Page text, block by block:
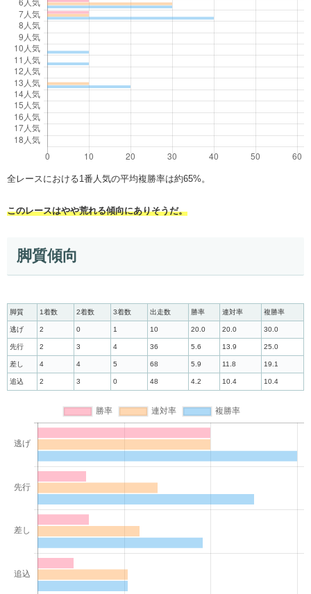
全レースにおける1番人気の平均複勝率は約65%。
このレースはやや荒れる傾向にありそうだ。
脚質傾向
脚質 1着数 2着数 3着数 出走数 勝率 連対率 複勝率
逃げ 2 0 1 10 20.0 20.0 30.0
先行 2 3 4 36 5.6 13.9 25.0
差し 4 4 5 68 5.9 11.8 19.1
追込 2 3 0 48 4.2 10.4 10.4